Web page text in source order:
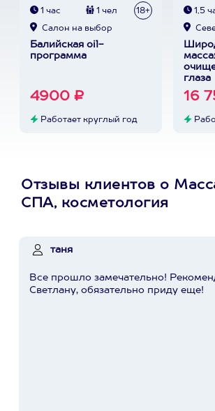
1 час 1 чел 18+
Cалон на выбор
Балийская oil-
программа
4900 ₽
Работает круглый год
1,5
глаза
16
Отзывы клиентов о
СПА, косметология
таня
Все прошло замечательно!
Светлану, обязательно приду еще!